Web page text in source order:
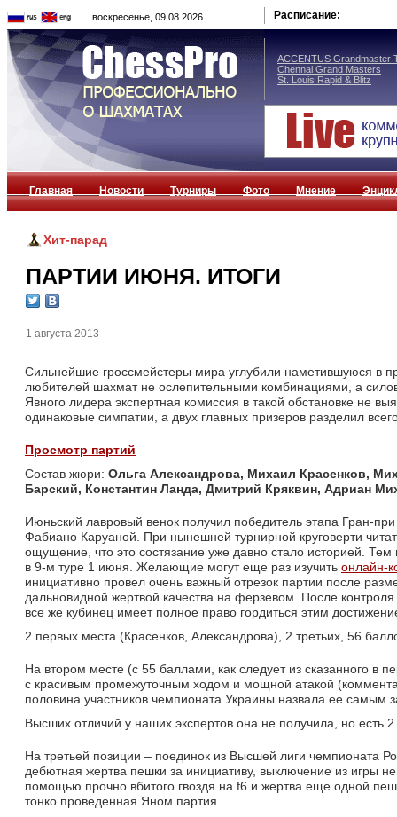
воскресенье, 09.08.2026 Расписание:
ACCENTUS Grandmaster
Chennai Grand Masters
St. Louis Rapid & Blitz
Главная Новости Турниры Фото Мнение
Хит-парад
ПАРТИИ ИЮНЯ. ИТОГИ
1 августа 2013
Сильнейшие гроссмейстеры мира углубили наметившуюся в
любителей шахмат не ослепительными комбинациями, а
Явного лидера экспертная комиссия в такой обстановке не
одинаковые симпатии, а двух главных призеров разделил
Просмотр партий
Состав жюри: Ольга Александрова, Михаил Красенков,
Барский, Константин Ланда, Дмитрий Кряквин, Адриан
Июньский лавровый венок получил победитель этапа Гран-
Фабиано Каруаной. При нынешней турнирной круговерти
ощущение, что это состязание уже давно стало историей.
в 9-м туре 1 июня. Желающие могут еще раз изучить онлайн-
инициативно провел очень важный отрезок партии после
дальновидной жертвой качества на ферзевом. После
все же кубинец имеет полное право гордиться этим
2 первых места (Красенков, Александрова), 2 третьих, 56
На втором месте (с 55 баллами, как следует из сказанного в
с красивым промежуточным ходом и мощной атакой
половина участников чемпионата Украины назвала ее
Высших отличий у наших экспертов она не получила, но есть
На третьей позиции – поединок из Высшей лиги чемпионата
дебютная жертва пешки за инициативу, выключение из игры
помощью прочно вбитого гвоздя на f6 и жертва еще одной
тонко проведенная Яном партия.